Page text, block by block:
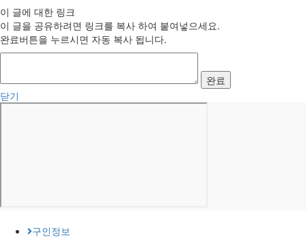
이 글에 대한 링크
이 글을 공유하려면 링크를 복사 하여 붙여넣으세요.
완료버튼을 누르시면 자동 복사 됩니다.
완료
닫기
구인정보